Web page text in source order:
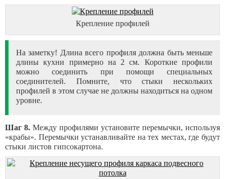
Крепление профилей
На заметку! Длина всего профиля должна быть меньше
длины кухни примерно на 2 см. Короткие профили
можно соединить при помощи специальных
соединителей. Помните, что стыки нескольких
профилей в этом случае не должны находиться на одном
уровне.
Шаг 8. Между профилями установите перемычки, используя
«крабы». Перемычки устанавливайте на тех местах, где будут
стыки листов гипсокартона.